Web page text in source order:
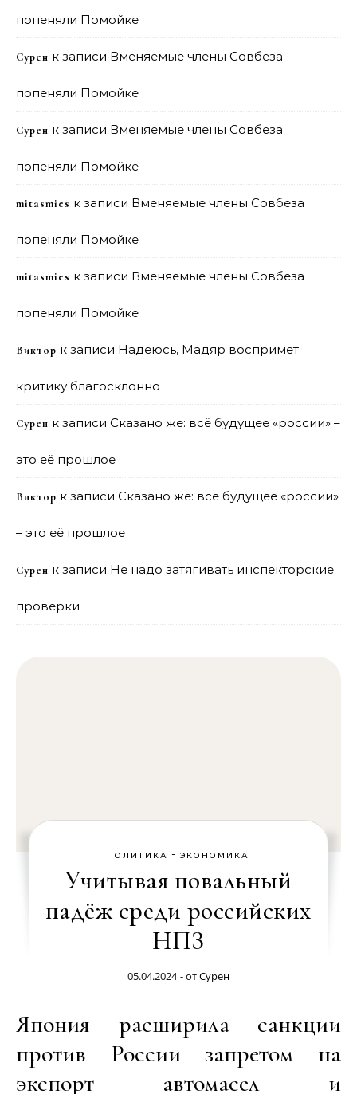
попеняли Помойке
Сурен к записи Вменяемые члены Совбеза
попеняли Помойке
Сурен к записи Вменяемые члены Совбеза
попеняли Помойке
mitasmies к записи Вменяемые члены Совбеза
попеняли Помойке
mitasmies к записи Вменяемые члены Совбеза
попеняли Помойке
Виктор к записи Надеюсь, Мадяр воспримет
критику благосклонно
Сурен к записи Сказано же: всё будущее «россии» –
это её прошлое
Виктор к записи Сказано же: всё будущее «россии»
– это её прошлое
Сурен к записи Не надо затягивать инспекторские
проверки
ПОЛИТИКА - ЭКОНОМИКА
Учитывая повальный
падёж среди российских
НПЗ
05.04.2024 - отСурен
Япония расширила санкции
против России запретом на
экспорт автомасел и